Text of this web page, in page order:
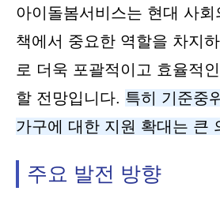
아이돌봄서비스는 현대 사회
책에서 중요한 역할을 차지
로 더욱 포괄적이고 효율적
할 전망입니다. 특히 기준중
가구에 대한 지원 확대는 큰
주요 발전 방향